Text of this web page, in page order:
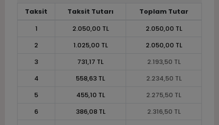
Taksit Taksit Tutarı
Toplam Tutar
1
2.050,00 TL
2.050,00 TL
2
1.025,00 TL
2.050,00 TL
3
731,17 TL
2.193,50 TL
4
558,63 TL
2.234,50 TL
5
455,10 TL
2.275,50 TL
6
386,08 TL
2.316,50 TL